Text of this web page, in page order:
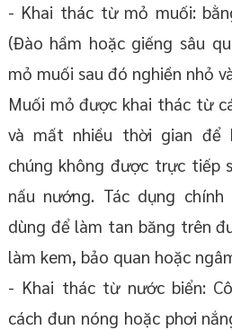
- Khai thác từ mỏ muối:
(Đào hầm hoặc giếng sâu
mỏ muối sau đó nghiền nhỏ
Muối mỏ được khai thác từ
và mất nhiều thời gian để
chúng không được trực tiếp
nấu nướng. Tác dụng
dùng để làm tan băng trên
làm kem, bảo quan hoặc
- Khai thác từ nước biển:
cách đun nóng hoặc phơi